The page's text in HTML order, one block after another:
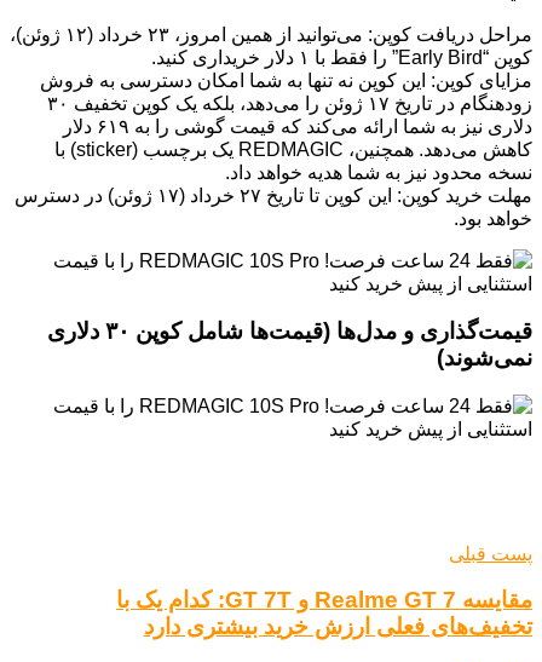
مراحل دریافت کوپن: می‌توانید از همین امروز، ۲۳ خرداد (۱۲ ژوئن)،
کوپن “Early Bird” را فقط با ۱ دلار خریداری کنید.
مزایای کوپن: این کوپن نه تنها به شما امکان دسترسی به فروش
زودهنگام در تاریخ ۱۷ ژوئن را می‌دهد، بلکه یک کوپن تخفیف ۳۰
دلاری نیز به شما ارائه می‌کند که قیمت گوشی را به ۶۱۹ دلار
کاهش می‌دهد. همچنین، REDMAGIC یک برچسب (sticker) با
نسخه محدود نیز به شما هدیه خواهد داد.
مهلت خرید کوپن: این کوپن تا تاریخ ۲۷ خرداد (۱۷ ژوئن) در دسترس
خواهد بود.
قیمت‌گذاری و مدل‌ها (قیمت‌ها شامل کوپن ۳۰ دلاری
نمی‌شوند)
پست قبلی
مقایسه Realme GT 7 و GT 7T: کدام یک با
تخفیف‌های فعلی ارزش خرید بیشتری دارد